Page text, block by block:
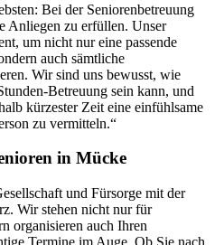
Bei der Seniorenbetreuung
Anliegen zu erfüllen. Unser
um nicht nur eine passende
auch sämtliche
Wir sind uns bewusst, wie
Betreuung sein kann, und
kürzester Zeit eine einfühlsame
zu vermitteln.“
in Mücke
und Fürsorge mit der
Wir stehen nicht nur für
organisieren auch Ihren
Termine im Auge. Ob Sie nach